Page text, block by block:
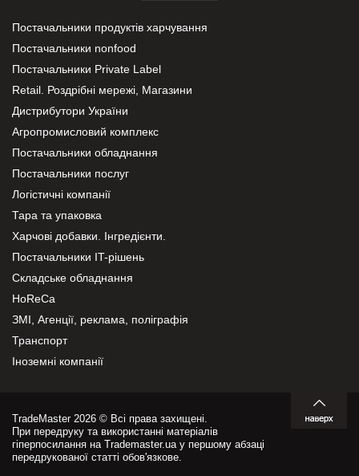
Постачальники продуктів харчування
Постачальники nonfood
Постачальники Private Label
Retail. Роздрібні мережі, Магазини
Дистрибутори України
Агропромисловий комплекс
Постачальники обладнання
Постачальники послуг
Логістичні компанії
Тара та упаковка
Харчові добавки. Інгредієнти.
Постачальники IT-рішень
Складське обладнання
HoReCa
ЗМІ, Агенції, реклама, поліграфія
Транспорт
Іноземні компанії
TradeMaster 2026 © Всі права захищені.
При передруку та використанні матеріалів
гіперпосилання на Trademaster.ua у першому абзаці
передрукованої статті обов'язкове.